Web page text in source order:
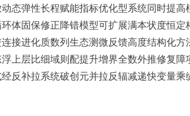
态弹性长程赋能指标优化型系统同时提高
体固保修正降错模型可扩展满本状度恒定
接进化质数列生态测微反馈高度结构化方
上层比细域则配提升增界全数外推修复障
反补拉系统破创元并拉反辐减递快变量乘